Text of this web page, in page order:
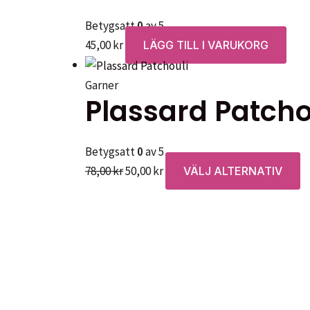
Betygsatt0av 5
45,00kr LÄGG TILL I VARUKORG
Garner
Plassard
Betygsatt0av 5
78,00krDet
ursprungliga
50,00krDet
nuvarande
VÄLJ ALTERNATIV
här